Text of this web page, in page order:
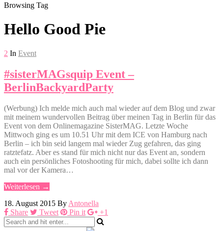
Browsing Tag
Hello Good Pie
2 In Event
#sisterMAGsquip Event –
BerlinBackyardParty
(Werbung) Ich melde mich auch mal wieder auf dem Blog und zwar
mit meinem wundervollen Beitrag über meinen Tag in Berlin für das
Event von dem Onlinemagazine SisterMAG. Letzte Woche
Mittwoch ging es um 10.51 Uhr mit dem ICE von Hamburg nach
Berlin – ich bin seid langem mal wieder Zug gefahren, das ging
ratztefatz. Aber es stand für mich nicht nur das Event an, sondern
auch ein persönliches Fotoshooting für mich, dabei sollte ich dann
mal vor der Kamera…
Weiterlesen →
18. August 2015 By Antonella
Share
Tweet Pin it +1